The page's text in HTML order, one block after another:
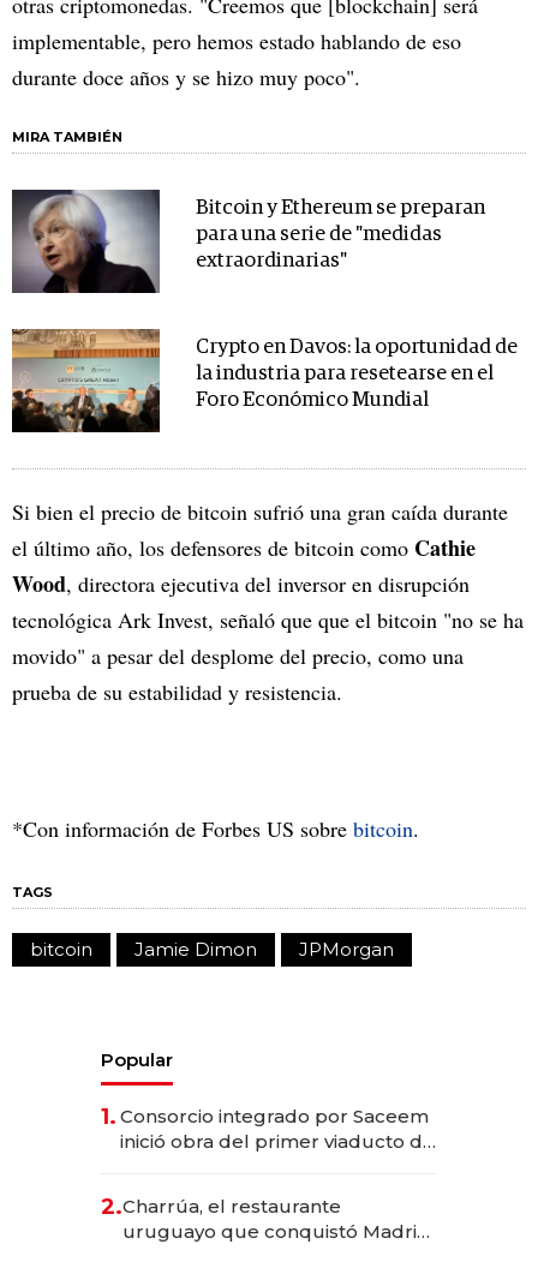
implementable, pero hemos estado hablando de eso
durante doce años y se hizo muy poco".
MIRA TAMBIÉN
Bitcoin y Ethereum se preparan
para una serie de "medidas
extraordinarias"
Crypto en Davos: la oportunidad de
la industria para resetearse en el
Foro Económico Mundial
Si bien el precio de bitcoin sufrió una gran caída durante
el último año, los defensores de bitcoin como Cathie
Wood, directora ejecutiva del inversor en disrupción
tecnológica Ark Invest, señaló que que el bitcoin "no se ha
movido" a pesar del desplome del precio, como una
prueba de su estabilidad y resistencia.
*Con información de Forbes US sobre bitcoin.
TAGS
bitcoin Jamie Dimon JPMorgan
Popular
1. Consorcio integrado por Saceem
inició obra del primer viaducto de
millones
2.Charrúa, el restaurante
uruguayo que conquistó Madrid: